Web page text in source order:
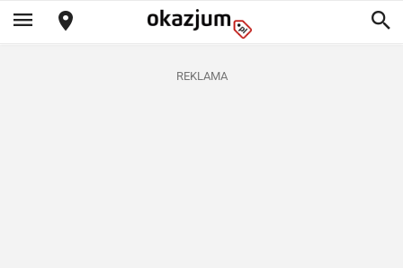
REKLAMA